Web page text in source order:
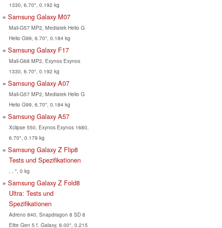
1330, 6.70", 0.192 kg
Samsung Galaxy M07
Mali-G57 MP2, Mediatek Helio G
Helio G99, 6.70", 0.184 kg
Samsung Galaxy F17
Mali-G68 MP2, Exynos Exynos
1330, 6.70", 0.192 kg
Samsung Galaxy A07
Mali-G57 MP2, Mediatek Helio G
Helio G99, 6.70", 0.184 kg
Samsung Galaxy A57
Xclipse 550, Exynos Exynos 1680,
6.70", 0.179 kg
Samsung Galaxy Z Flip8
Tests und Spezifikationen
, , ", 0 kg
Samsung Galaxy Z Fold8
Ultra: Tests und
Spezifikationen
Adreno 840, Snapdragon 8 SD 8
Elite Gen 5 f. Galaxy, 8.00", 0.215